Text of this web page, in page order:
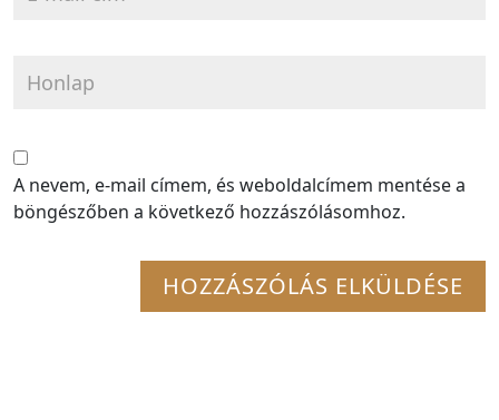
A nevem, e-mail címem, és weboldalcímem mentése a
böngészőben a következő hozzászólásomhoz.